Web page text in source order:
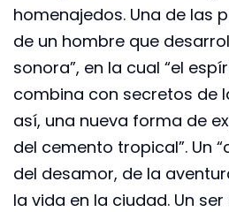
homenajedos. Una de las
de un hombre que
sonora”, en la cual “el
combina con secretos de
así, una nueva forma de
del cemento tropical”. Un
del desamor, de la
la vida en la ciudad. Un